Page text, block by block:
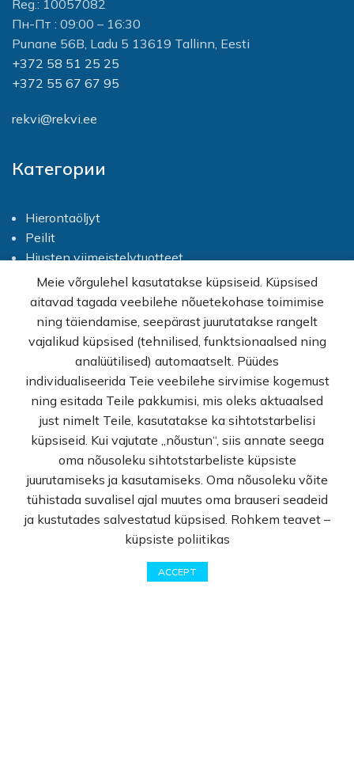
Reg.: 10057082
Пн-Пт : 09:00 – 16:30
Punane 56B, Ladu 5 13619 Tallinn, Eesti
+372 58 51 25 25
+372 55 67 67 95
rekvi@rekvi.ee
Категории
Hierontaöljyt
Peilit
Hiusten viimeistelytuotteet
Silmänsuojaimet
Ravintolisät ja terveelliset elintarvikkeet
Vartalonhoito
Hiustenhoito
Näohooldus
Käsien hoito
Jalkojen hoito
Koristeellinen kosmetiikka
Laste kosmeetika
Miesten kosmetiikka
Meie võrgulehel kasutatakse küpsiseid. Küpsised
aitavad tagada veebilehe nõuetekohase toimimise
ning täiendamise, seepärast juurutatakse rangelt
vajalikud küpsised (tehnilised, funktsionaalsed ning
analüütilised) automaatselt. Püüdes
individualiseerida Teie veebilehe sirvimise kogemust
ning esitada Teile pakkumisi, mis oleks aktuaalsed
just nimelt Teile, kasutatakse ka sihtotstarbelisi
küpsiseid. Kui vajutate „nõustun“, siis annate seega
oma nõusoleku sihtotstarbeliste küpsiste
juurutamiseks ja kasutamiseks. Oma nõusoleku võite
tühistada suvalisel ajal muutes oma brauseri seadeid
ja kustutades salvestatud küpsised. Rohkem teavet –
küpsiste poliitikas
ACCEPT
Wishlist